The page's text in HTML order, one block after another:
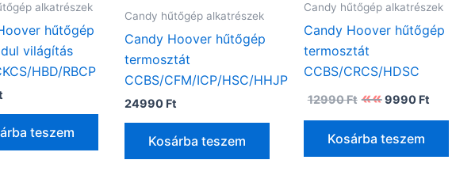
alkatrészek
hűtőgép
világítás
HBD/RBCP
teszem
Candy hűtőgép alkatrészek
Candy Hoover hűtőgép
termosztát
CCBS/CFM/ICP/HSC/HHJP
24990 Ft
Kosárba teszem
Candy hűtőgép alkatrészek
Candy Hoover hűtőgép
termosztát
CCBS/CRCS/HDSC
12990Ft
Original
price
was:
12990 Ft.
9990 Ft
price
is:
Kosárba teszem